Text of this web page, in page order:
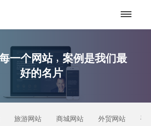
一个网站
案例是我们最
好的名片
旅游网站 商城网站 外贸网站 手